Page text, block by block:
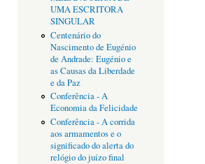
UMA ESCRITORA
SINGULAR
Centenário do
Nascimento de Eugénio
de Andrade: Eugénio e
as Causas da Liberdade
e da Paz
Conferência - A
Economia da Felicidade
Conferência - A corrida
aos armamentos e o
significado do alerta do
relógio do juízo final